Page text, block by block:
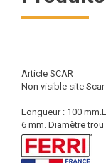
Article SCAR
Non visible site Scar
Longueur : 100
6 mm. Diamètre trou